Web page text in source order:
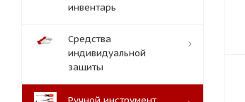
инвентарь
Средства
индивидуальной
защиты